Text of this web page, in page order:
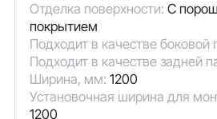
Отделка поверхности: С
покрытием
Подходит в качестве боковой
Подходит в качестве задней
Ширина, мм: 1200
Установочная ширина для
1200